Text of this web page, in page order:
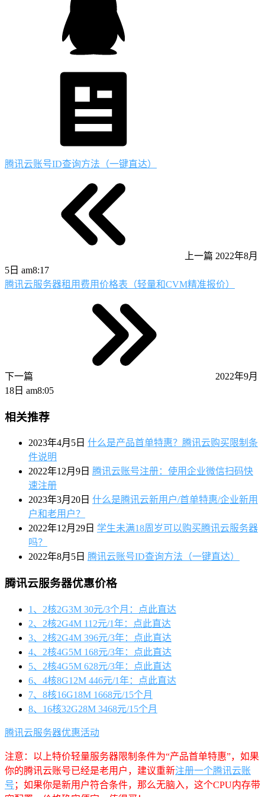
腾讯云账号ID查询方法（一键直达）
上一篇 2022年8月
5日 am8:17
腾讯云服务器租用费用价格表（轻量和CVM精准报价）
下一篇
2022年9月
18日 am8:05
相关推荐
2023年4月5日 什么是产品首单特惠？腾讯云购买限制条
件说明
2022年12月9日 腾讯云账号注册：使用企业微信扫码快
速注册
2023年3月20日 什么是腾讯云新用户/首单特惠/企业新用
户和老用户？
2022年12月29日 学生未满18周岁可以购买腾讯云服务器
吗？
2022年8月5日 腾讯云账号ID查询方法（一键直达）
腾讯云服务器优惠价格
1、2核2G3M 30元/3个月：点此直达
2、2核2G4M 112元/1年：点此直达
3、2核2G4M 396元/3年：点此直达
4、2核4G5M 168元/3年：点此直达
5、2核4G5M 628元/3年：点此直达
6、4核8G12M 446元/1年：点此直达
7、8核16G18M 1668元/15个月
8、16核32G28M 3468元/15个月
腾讯云服务器优惠活动
注意：以上特价轻量服务器限制条件为“产品首单特惠”，如果
你的腾讯云账号已经是老用户，建议重新注册一个腾讯云账
号 ；如果你是新用户符合条件，那么无脑入，这个CPU内存带